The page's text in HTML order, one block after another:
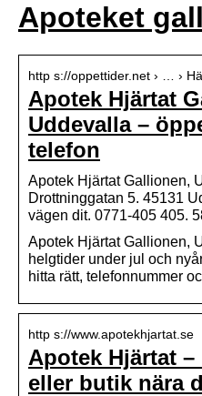
Apoteket
http s://oppettider.net › … ›
Apotek Hjärtat
Uddevalla –
telefon
Apotek Hjärtat Gallionen,
Drottninggatan 5. 45131
vägen dit. 0771-405 405.
Apotek Hjärtat Gallionen,
helgtider under jul och
hitta rätt, telefonnummer
http s://www.apotekhjartat.se
Apotek Hjärtat
eller butik nära